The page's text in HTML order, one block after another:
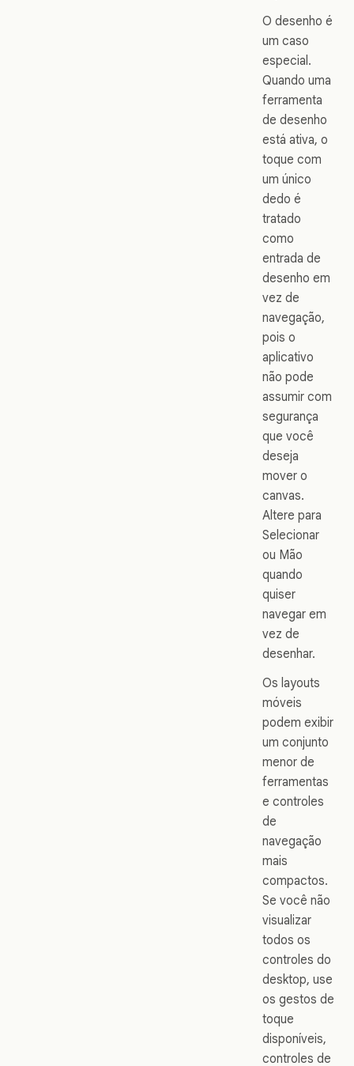
O desenho é
um caso
especial.
Quando uma
ferramenta
de desenho
está ativa, o
toque com
um único
dedo é
tratado
como
entrada de
desenho em
vez de
navegação,
pois o
aplicativo
não pode
assumir com
segurança
que você
deseja
mover o
canvas.
Altere para
Selecionar
ou Mão
quando
quiser
navegar em
vez de
desenhar.
Os layouts
móveis
podem exibir
um conjunto
menor de
ferramentas
e controles
de
navegação
mais
compactos.
Se você não
visualizar
todos os
controles do
desktop, use
os gestos de
toque
disponíveis,
controles de